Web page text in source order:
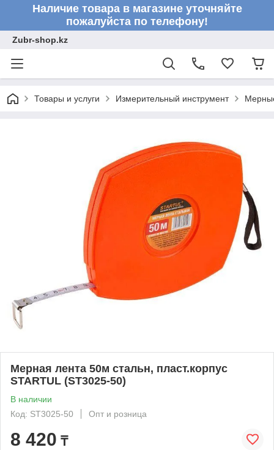
Наличие товара в магазине уточняйте
пожалуйста по телефону!
Zubr-shop.kz
Товары и услуги Измерительный инструмент
Мерная лента 50м стальн, пласт.корпус
STARTUL (ST3025-50)
В наличии
Код: ST3025-50
Опт и розница
8 420 ₸